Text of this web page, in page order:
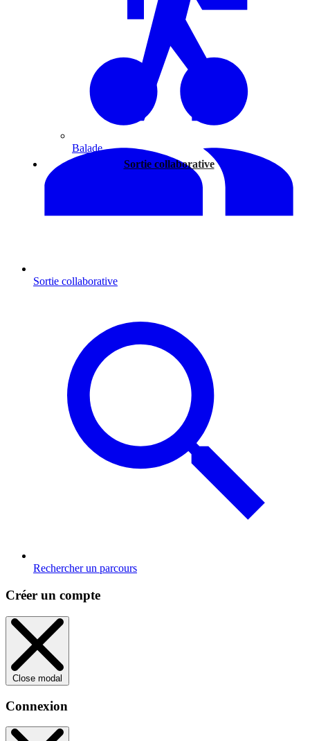
Balade
Sortie collaborative
Sortie collaborative
Rechercher un parcours
Créer un compte
Close modal
Connexion